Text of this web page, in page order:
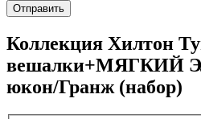
Отправить
Коллекция Хилтон
вешалки+МЯГКИЙ
юкон/Гранж (набор)